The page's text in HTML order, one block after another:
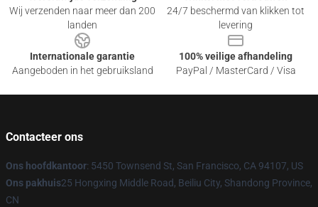
Wij verzenden naar meer dan 200
landen
24/7 beschermd van klikken tot
levering
Internationale garantie
Aangeboden in het gebruiksland
100% veilige afhandeling
PayPal / MasterCard / Visa
Contacteer ons
Ons hoofdkantoor: 5450 Townsend St, San Francisco, CA 94107, US
Ons pakhuis25 Hongxing Middle Road, Beiliu City, Shandong Province,
CN